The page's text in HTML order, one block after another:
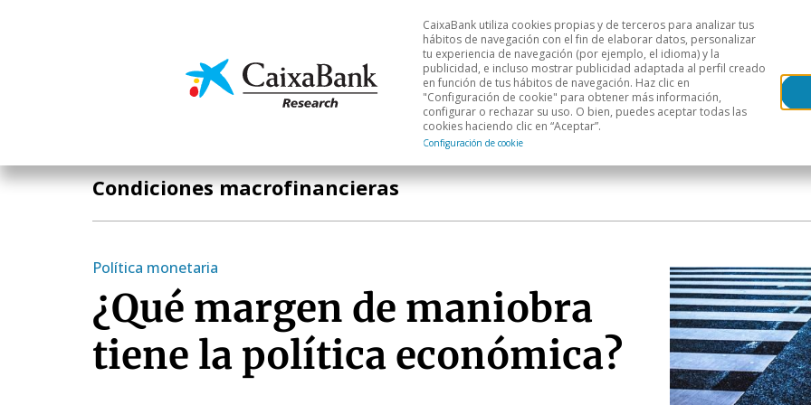
Economía y mercados Análisis sectorial Áreas geográficas
CaixaBank utiliza cookies propias y de terceros para analizar tus
hábitos de navegación con el fin de elaborar datos, personalizar
tu experiencia de navegación (por ejemplo, el idioma) y la
publicidad, e incluso mostrar publicidad adaptada al perfil creado
en función de tus hábitos de navegación. Haz clic en
"Configuración de cookie" para obtener más información,
configurar o rechazar su uso. O bien, puedes aceptar todas las
cookies haciendo clic en “Aceptar”.
Configuración de cookie
Condiciones macrofinancieras
Política monetaria
¿Qué margen de maniobra
tiene la política económica?